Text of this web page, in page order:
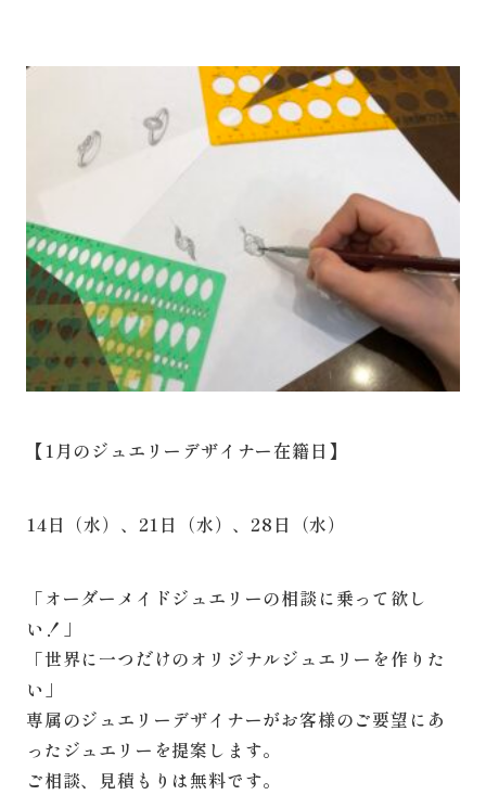
【1月のジュエリーデザイナー在籍日】
14日（水）、21日（水）、28日（水）
「オーダーメイドジュエリーの相談に乗って欲し
い！」
「世界に一つだけのオリジナルジュエリーを作りた
い」
専属のジュエリーデザイナーがお客様のご要望にあ
ったジュエリーを提案します。
ご相談、見積もりは無料です。